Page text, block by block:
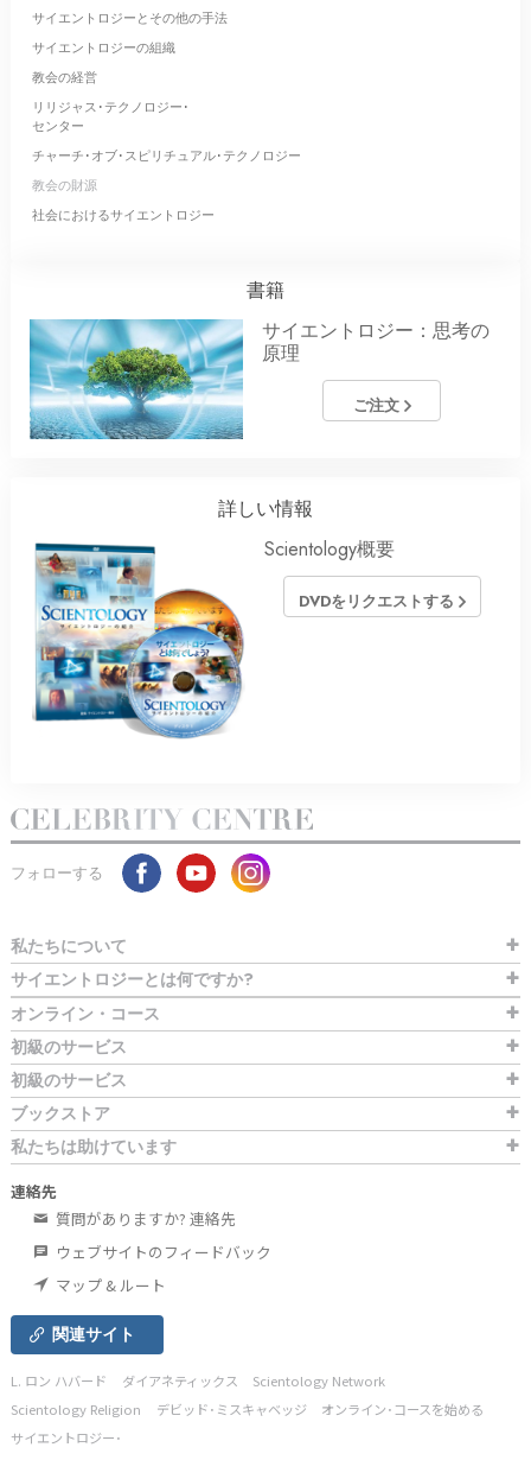
サイエントロジーとその他の手法
サイエントロジーの組織
教会の経営
リリジャス･テクノロジー･
センター
チャーチ･オブ･スピリチュアル･テクノロジー
教会の財源
社会におけるサイエントロジー
書籍
サイエントロジー：思考の
原理
ご注文
詳しい情報
Scientology概要
DVDをリクエストする
フォローする
私たちについて
サイエントロジーとは何ですか?
オンライン・コース
初級のサービス
初級のサービス
ブックストア
私たちは助けています
連絡先
質問がありますか? 連絡先
ウェブサイトのフィードバック
マップ & ルート
関連サイト
L. ロン ハバード ダイアネティックス
Scientology Network
Scientology Religion
デビッド･ミスキャベッジ
オンライン･コースを始める
サイエントロジー･